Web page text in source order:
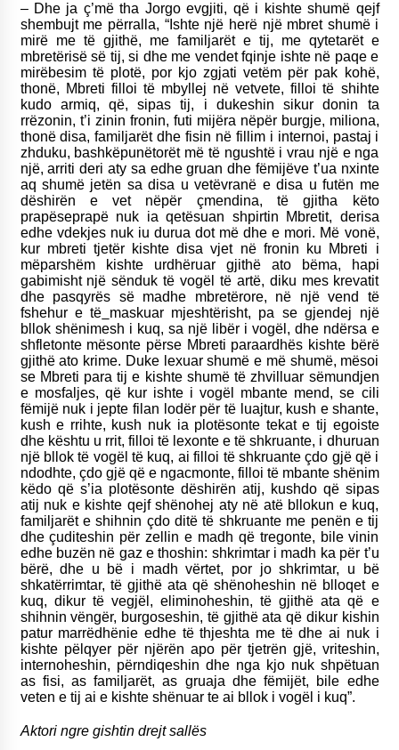
– Dhe ja ç’më tha Jorgo evgjiti, që i kishte shumë qejf
shembujt me përralla, “Ishte një herë një mbret shumë i
mirë me të gjithë, me familjarët e tij, me qytetarët e
mbretërisë së tij, si dhe me vendet fqinje ishte në paqe e
mirëbesim të plotë, por kjo zgjati vetëm për pak kohë,
thonë, Mbreti filloi të mbyllej në vetvete, filloi të shihte
kudo armiq, që, sipas tij, i dukeshin sikur donin ta
rrëzonin, t’i zinin fronin, futi mijëra nëpër burgje, miliona,
thonë disa, familjarët dhe fisin në fillim i internoi, pastaj i
zhduku, bashkëpunëtorët më të ngushtë i vrau një e nga
një, arriti deri aty sa edhe gruan dhe fëmijëve t’ua nxinte
aq shumë jetën sa disa u vetëvranë e disa u futën me
dëshirën e vet nëpër çmendina, të gjitha këto
prapëseprapë nuk ia qetësuan shpirtin Mbretit, derisa
edhe vdekjes nuk iu durua dot më dhe e mori. Më vonë,
kur mbreti tjetër kishte disa vjet në fronin ku Mbreti i
mëparshëm kishte urdhëruar gjithë ato bëma, hapi
gabimisht një sënduk të vogël të artë, diku mes krevatit
dhe pasqyrës së madhe mbretërore, në një vend të
fshehur e të maskuar mjeshtërisht, pa se gjendej një
bllok shënimesh i kuq, sa një libër i vogël, dhe ndërsa e
shfletonte mësonte përse Mbreti paraardhës kishte bërë
gjithë ato krime. Duke lexuar shumë e më shumë, mësoi
se Mbreti para tij e kishte shumë të zhvilluar sëmundjen
e mosfaljes, që kur ishte i vogël mbante mend, se cili
fëmijë nuk i jepte filan lodër për të luajtur, kush e shante,
kush e rrihte, kush nuk ia plotësonte tekat e tij egoiste
dhe kështu u rrit, filloi të lexonte e të shkruante, i dhuruan
një bllok të vogël të kuq, ai filloi të shkruante çdo gjë që i
ndodhte, çdo gjë që e ngacmonte, filloi të mbante shënim
këdo që s’ia plotësonte dëshirën atij, kushdo që sipas
atij nuk e kishte qejf shënohej aty në atë bllokun e kuq,
familjarët e shihnin çdo ditë të shkruante me penën e tij
dhe çuditeshin për zellin e madh që tregonte, bile vinin
edhe buzën në gaz e thoshin: shkrimtar i madh ka për t’u
bërë, dhe u bë i madh vërtet, por jo shkrimtar, u bë
shkatërrimtar, të gjithë ata që shënoheshin në blloqet e
kuq, dikur të vegjël, eliminoheshin, të gjithë ata që e
shihnin vëngër, burgoseshin, të gjithë ata që dikur kishin
patur marrëdhënie edhe të thjeshta me të dhe ai nuk i
kishte pëlqyer për njërën apo për tjetrën gjë, vriteshin,
internoheshin, përndiqeshin dhe nga kjo nuk shpëtuan
as fisi, as familjarët, as gruaja dhe fëmijët, bile edhe
veten e tij ai e kishte shënuar te ai bllok i vogël i kuq”.
Aktori ngre gishtin drejt sallës